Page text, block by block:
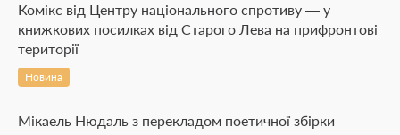
Комікс від Центру національного спротиву — у
книжкових посилках від Старого Лева на прифронтові
території
Новина
Мікаель Нюдаль з перекладом поетичної збірки